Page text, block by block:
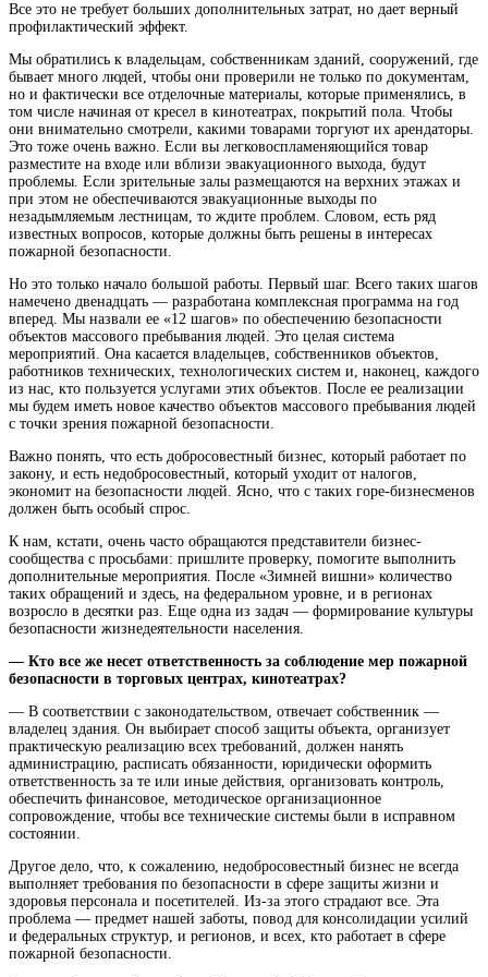
Все это не требует больших дополнительных затрат, но дает верный
профилактический эффект.
Мы обратились к владельцам, собственникам зданий, сооружений, где
бывает много людей, чтобы они проверили не только по документам,
но и фактически все отделочные материалы, которые применялись, в
том числе начиная от кресел в кинотеатрах, покрытий пола. Чтобы
они внимательно смотрели, какими товарами торгуют их арендаторы.
Это тоже очень важно. Если вы легковоспламеняющийся товар
разместите на входе или вблизи эвакуационного выхода, будут
проблемы. Если зрительные залы размещаются на верхних этажах и
при этом не обеспечиваются эвакуационные выходы по
незадымляемым лестницам, то ждите проблем. Словом, есть ряд
известных вопросов, которые должны быть решены в интересах
пожарной безопасности.
Но это только начало большой работы. Первый шаг. Всего таких шагов
намечено двенадцать — разработана комплексная программа на год
вперед. Мы назвали ее «12 шагов» по обеспечению безопасности
объектов массового пребывания людей. Это целая система
мероприятий. Она касается владельцев, собственников объектов,
работников технических, технологических систем и, наконец, каждого
из нас, кто пользуется услугами этих объектов. После ее реализации
мы будем иметь новое качество объектов массового пребывания людей
с точки зрения пожарной безопасности.
Важно понять, что есть добросовестный бизнес, который работает по
закону, и есть недобросовестный, который уходит от налогов,
экономит на безопасности людей. Ясно, что с таких горе-бизнесменов
должен быть особый спрос.
К нам, кстати, очень часто обращаются представители бизнес-
сообщества с просьбами: пришлите проверку, помогите выполнить
дополнительные мероприятия. После «Зимней вишни» количество
таких обращений и здесь, на федеральном уровне, и в регионах
возросло в десятки раз. Еще одна из задач — формирование культуры
безопасности жизнедеятельности населения.
— Кто все же несет ответственность за соблюдение мер пожарной
безопасности в торговых центрах, кинотеатрах?
— В соответствии с законодательством, отвечает собственник —
владелец здания. Он выбирает способ защиты объекта, организует
практическую реализацию всех требований, должен нанять
администрацию, расписать обязанности, юридически оформить
ответственность за те или иные действия, организовать контроль,
обеспечить финансовое, методическое организационное
сопровождение, чтобы все технические системы были в исправном
состоянии.
Другое дело, что, к сожалению, недобросовестный бизнес не всегда
выполняет требования по безопасности в сфере защиты жизни и
здоровья персонала и посетителей. Из-за этого страдают все. Эта
проблема — предмет нашей заботы, повод для консолидации усилий
и федеральных структур, и регионов, и всех, кто работает в сфере
пожарной безопасности.